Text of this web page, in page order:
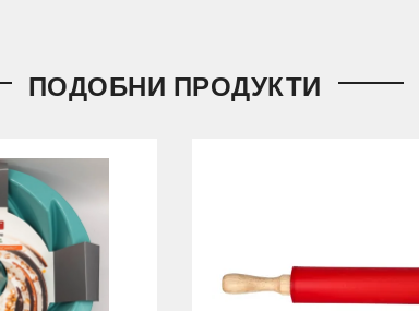
ПОДОБНИ ПРОДУКТИ